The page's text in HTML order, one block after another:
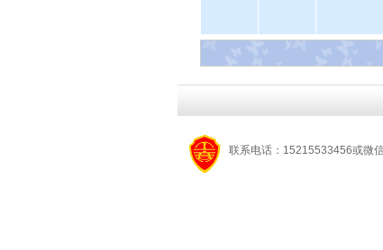
联系电话：15215533456或微